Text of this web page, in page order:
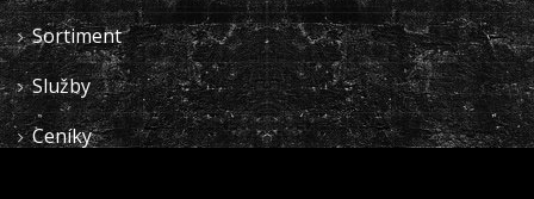
Sortiment
Služby
Ceníky